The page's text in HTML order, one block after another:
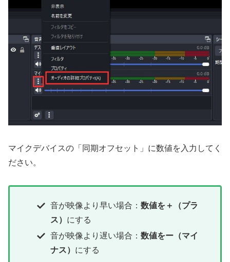
マイクデバイスの「同期オフセット」に数値を入力してく
ださい。
音が映像より早い場合： 数値を＋（プラ
ス） にする
音が映像より遅い場合： 数値をー（マイ
ナス） にする